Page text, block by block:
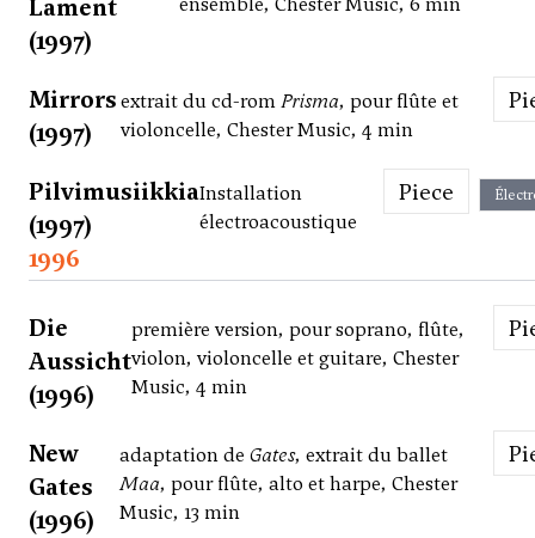
Lament
(1997)
Mirrors
(1997)
extrait du cd-romPrisma, pour flûte et
violoncelle, Chester Music, 4 min
Pilvimusiikkia
(1997)
Installation
électroacoustique
Piece
1996
Die
Aussicht
(1996)
première version, pour soprano, flûte,
violon, violoncelle et guitare, Chester
Music, 4 min
New
Gates
(1996)
adaptation de Gates, extrait du ballet
Maa, pour flûte, alto et harpe, Chester
Music, 13 min